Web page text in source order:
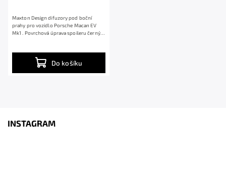
Do košíku
Maxton Design difuzory pod boční
prahy pro vozidlo Porsche Macan EV
Mk1 . Povrchová úprava spoileru černý
INSTAGRAM